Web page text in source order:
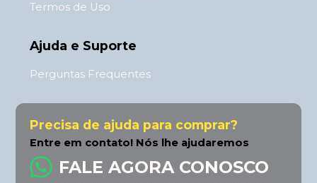
Termos de Uso
Ajuda e Suporte
Perguntas Frequentes
Fale Conosco
Principais Categorias
Precisa de ajuda para comprar?
Entre em contato! Nós lhe ajudaremos
FALE AGORA CONOSCO